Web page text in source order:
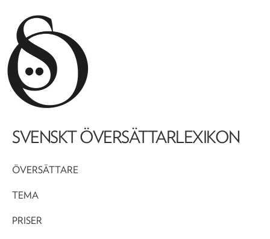
SVENSKT ÖVERSÄTTARLEXIKON
ÖVERSÄTTARE
TEMA
PRISER